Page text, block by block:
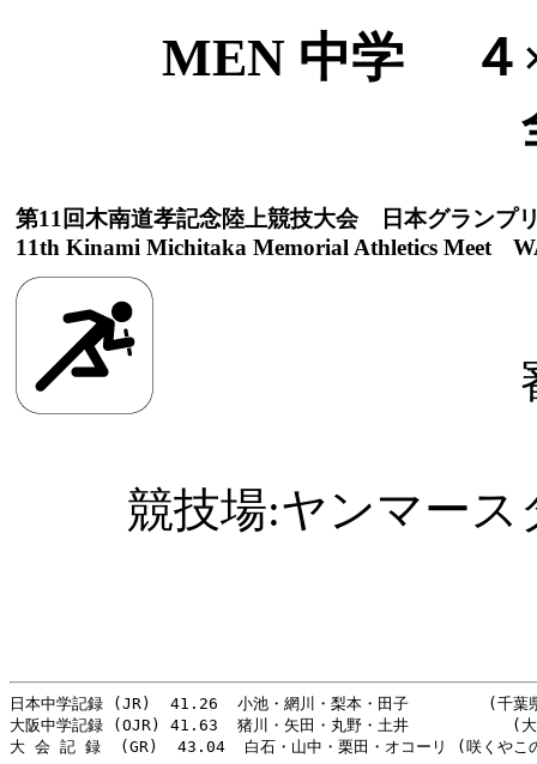
MEN 中学 ４×
第11回木南道孝記念陸上競技大会 日本グランプ
11th Kinami Michitaka Memorial Athletics Meet
競技場:ヤンマー
日本中学記録 (JR)  41.26  小池・網川・梨本・田子  　　   (千葉
大阪中学記録 (OJR) 41.63  猪川・矢田・丸野・土井 　　　　　　(